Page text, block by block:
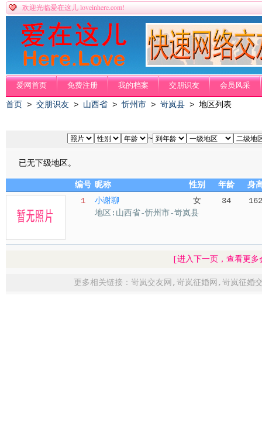
欢迎光临爱在这儿 loveinhere.com!
爱网首页 免费注册 我的档案 交朋识友 会员风采
首页 > 交朋识友 > 山西省 >忻州市 > 岢岚县 > 地区列表
~
已无下级地区。
编号 昵称 性别 年龄
身
1
小谢聊 女 34
162
地区:山西省-忻州市-岢岚县
[进入下一页，查看更
更多相关链接： 岢岚交友网 , 岢岚征婚网 , 岢岚征婚